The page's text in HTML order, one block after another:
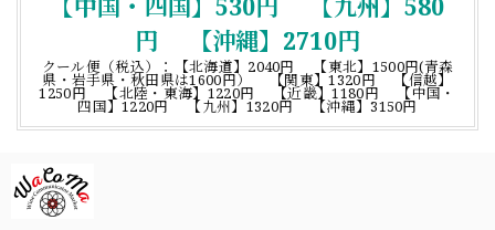
円 【沖縄】2710円
クール便（税込）：【北海道】2040円 【東北】1500円(青森
県・岩手県・秋田県は1600円） 【関東】1320円 【信越】
1250円 【北陸・東海】1220円 【近畿】1180円 【中国・
四国】1220円 【九州】1320円 【沖縄】3150円